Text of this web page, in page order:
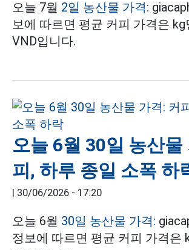
오늘 7월 2일 농산물 가격:
보에 따르면 평균 커피 가격은 kg
VND입니다.
오늘 6월 30일 농산물
피, 하루 종일 소폭 하
| 30/06/2026 - 17:20
오늘 6월 30일 농산물 가격:
정보에 따르면 평균 커피 가격은